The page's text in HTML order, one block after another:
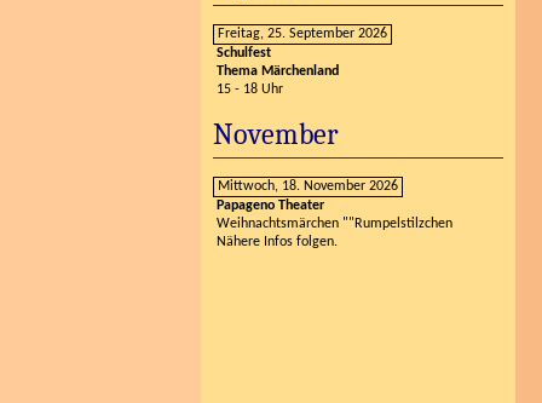
Freitag, 25. September 2026
Schulfest
Thema Märchenland
15 - 18 Uhr
November
Mittwoch, 18. November 2026
Papageno Theater
Weihnachtsmärchen ""Rumpelstilzchen
Nähere Infos folgen.